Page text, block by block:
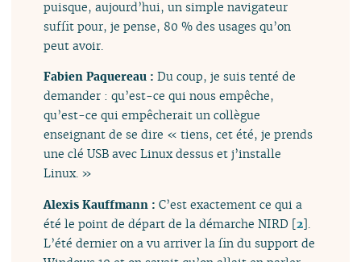
puisque, aujourd’hui, un simple navigateur
suffit pour, je pense, 80 % des usages qu’on
peut avoir.
Fabien Paquereau :Du coup, je suis tenté de
demander : qu’est-ce qui nous empêche,
qu’est-ce qui empêcherait un collègue
enseignant de se dire « tiens, cet été, je prends
une clé USB avec Linux dessus et j’installe
Linux. »
Alexis Kauffmann :C’est exactement ce qui a
été le point de départ de la démarche NIRD [2]
L’été dernier on a vu arriver la fin du support de